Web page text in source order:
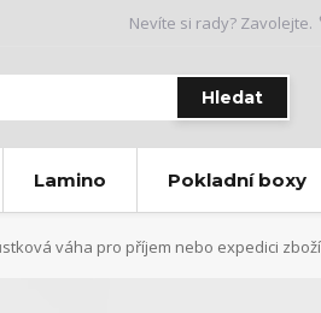
Hledat
Nevíte si rady? Zavolejte.
Lamino Pokladní boxy
váha pro příjem nebo expedici